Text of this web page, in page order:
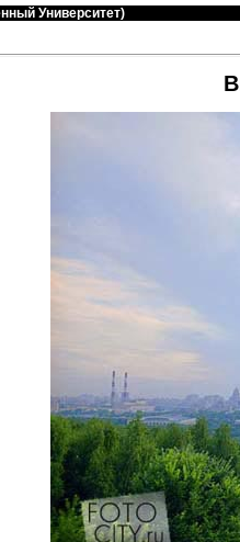
Университет)